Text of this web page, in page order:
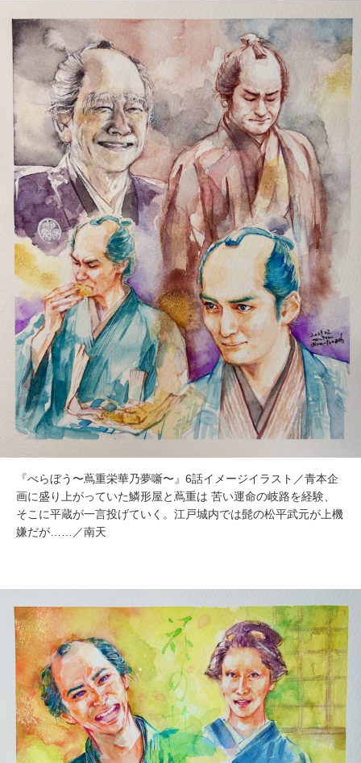
『べらぼう〜蔦重栄華乃夢噺〜』6話イメージイラスト／青本企
画に盛り上がっていた鱗形屋と蔦重は 苦い運命の岐路を経験、
そこに平蔵が一言投げていく。江戸城内では髭の松平武元が上機
嫌だが……／南天